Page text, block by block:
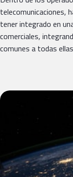
telecomunicaciones,
tener integrado en
comerciales,
comunes a todas